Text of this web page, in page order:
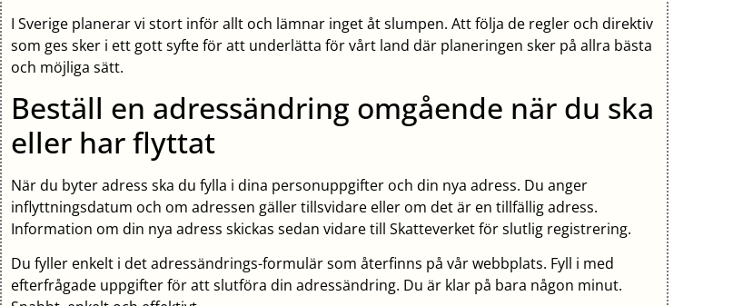
I Sverige planerar vi stort inför allt och lämnar inget åt slumpen. Att följa de regler och direktiv
som ges sker i ett gott syfte för att underlätta för vårt land där planeringen sker på allra bästa
och möjliga sätt.
Beställ en adressändring omgående när du ska
eller har flyttat
När du byter adress ska du fylla i dina personuppgifter och din nya adress. Du anger
inflyttningsdatum och om adressen gäller tillsvidare eller om det är en tillfällig adress.
Information om din nya adress skickas sedan vidare till Skatteverket för slutlig registrering.
Du fyller enkelt i det adressändrings-formulär som återfinns på vår webbplats. Fyll i med
efterfrågade uppgifter för att slutföra din adressändring. Du är klar på bara någon minut.